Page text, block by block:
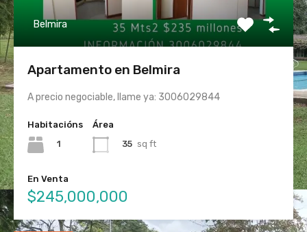
Belmira
Apartamento en Belmira
A precio negociable, llame ya: 3006029844
Habitacións
1
Área
35 sq ft
En Venta
$245,000,000